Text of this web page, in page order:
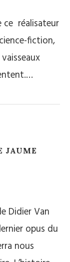
ce réalisateur
fiction,
JAUME
Didier Van
opus du
nous